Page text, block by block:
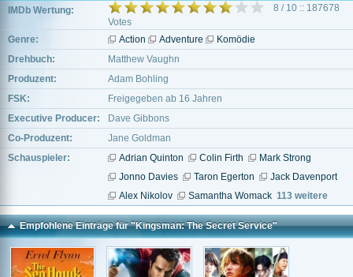
IMDb Wertung:
8 / 10 :: 187678
Votes
Genre:
Action Adventure
Komödie
Drehbuch:
Matthew Vaughn
Produzent:
Adam Bohling
FSK:
Freigegeben ab 16 Jahren
Executive Producer:
Dave Gibbons
Co-Produzent:
Jane Goldman
Schauspieler:
Adrian Quinton Colin Firth
Mark Strong
Jonno Davies
Taron Egerton
Jack Davenport
Alex Nikolov
Samantha Womack 113 weitere
Empfohlene Einträge für "Kingsman: The Secret Service"